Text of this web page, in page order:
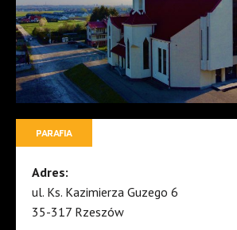
PARAFIA
Adres:
ul. Ks. Kazimierza Guzego 6
35-317 Rzeszów